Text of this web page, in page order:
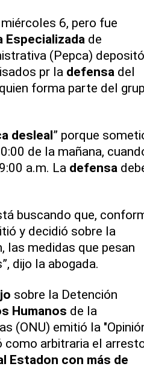
6, pero fue
Especializada de
(Pepca) depositó
pr la defensa del
forma parte del
desleal” porque
de la mañana,
a.m. La defensa
buscando que,
y decidió sobre la
las medidas que pesan
dijo la abogada.
sobre la Detención
Humanos de la
(ONU) emitió la
como arbitraria el
Estadon con más de